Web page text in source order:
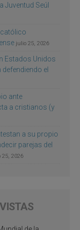
Juventud Seúl
julio 25, 2026
Estados Unidos
el
ante
a cristianos (y
a su propio
parejas del
25, 2026